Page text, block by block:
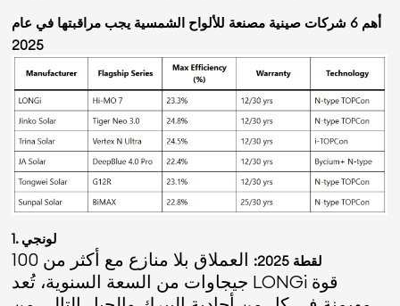
أهم 6 شركات صينية مصنعة للألواح الشمسية يجب مراقبتها في عام
2025
1. لونجي
لقطة 2025:
العملاق بلا منازع مع أكثر من 100
جيجاوات من السعة السنوية، تُعد LONGi قوة